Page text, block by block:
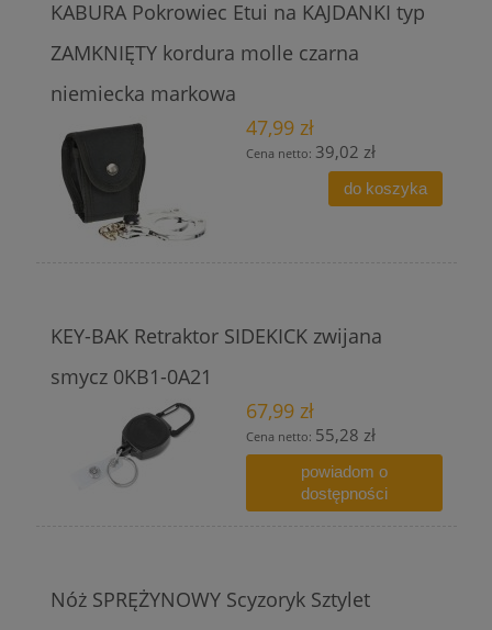
KABURA Pokrowiec Etui na KAJDANKI typ
ZAMKNIĘTY kordura molle czarna
niemiecka markowa
47,99 zł
Cena netto: 39,02 zł
do koszyka
KEY-BAK Retraktor SIDEKICK zwijana
smycz 0KB1-0A21
67,99 zł
Cena netto: 55,28 zł
powiadom o
dostępności
Nóż SPRĘŻYNOWY Scyzoryk Sztylet